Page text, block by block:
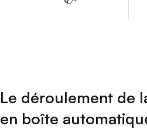
Le déroulement de
en boîte